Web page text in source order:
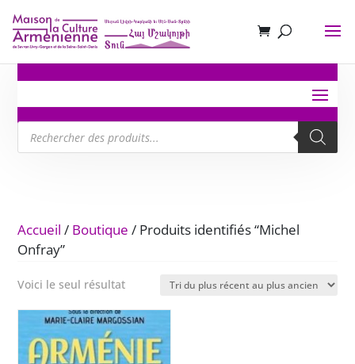
Recherche
de
produits
Accueil / Boutique / Produits identifiés “Michel
Onfray”
Voici le seul résultat